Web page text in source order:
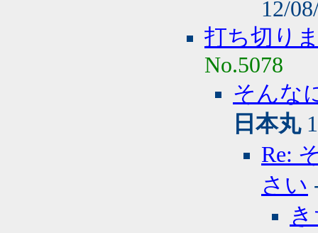
12/
打ち切り
No.5078
そんな
日本丸
Re:
さい